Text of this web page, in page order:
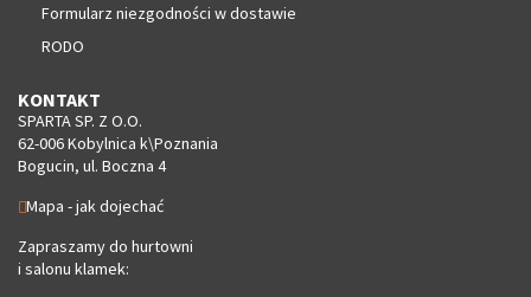
Formularz niezgodności w dostawie
RODO
KONTAKT
SPARTA SP. Z O.O.
62-006 Kobylnica k\Poznania
Bogucin, ul. Boczna 4
Mapa - jak dojechać
Zapraszamy do hurtowni
i salonu klamek: